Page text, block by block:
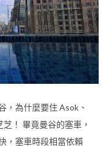
，為什麼要住 Asok、
！ 畢竟曼谷的塞車，
，塞車時段相當依賴